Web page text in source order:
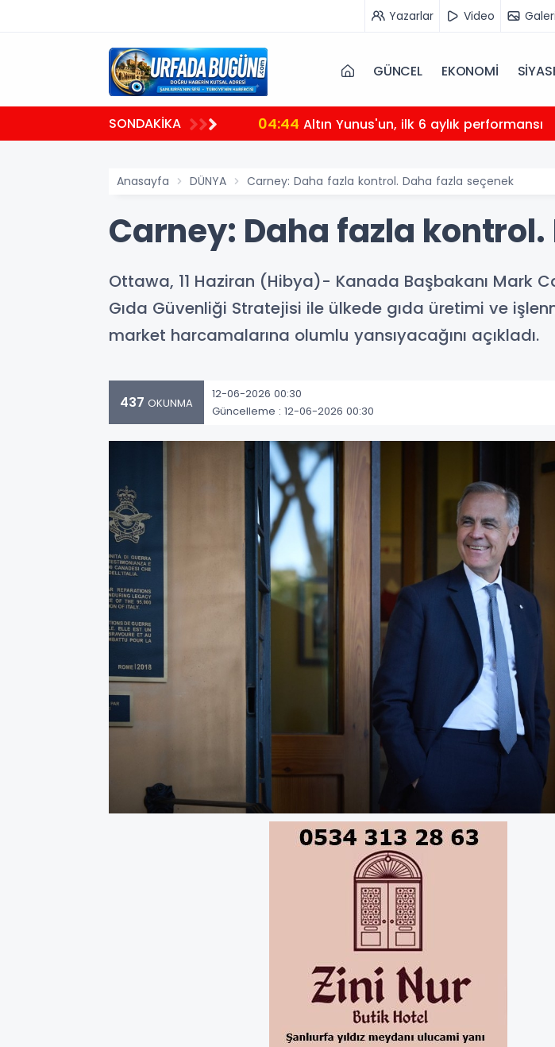
Yazarlar Video Galeri
GÜNCEL EKONOMİ
SONDAKİKA 04:44 Altın Yunus'un, ilk 6 aylık performansı
Anasayfa DÜNYA Carney: Daha fazla kontrol. Daha fazla seçenek
Carney: Daha fazla
Ottawa, 11 Haziran (Hibya)- Kanada Başbakanı Mark
Gıda Güvenliği Stratejisi ile ülkede gıda üretimi ve
market harcamalarına olumlu yansıyacağını açıkladı.
437 OKUNMA
12-06-2026 00:30
Güncelleme : 12-06-2026 00:30